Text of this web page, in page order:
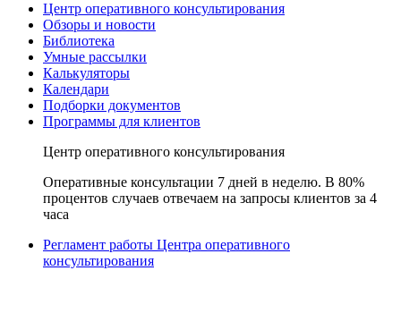
Центр оперативного консультирования
Обзоры и новости
Библиотека
Умные рассылки
Калькуляторы
Календари
Подборки документов
Программы для клиентов
Центр оперативного консультирования
Оперативные консультации 7 дней в неделю. В 80%
процентов случаев отвечаем на запросы клиентов за 4
часа
Регламент работы Центра оперативного
консультирования